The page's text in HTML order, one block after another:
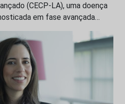
(CECP-LA), uma doença
em fase avançada…